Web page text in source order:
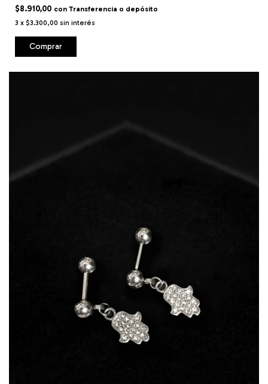
$8.910,00 con Transferencia o depósito
3 x $3.300,00 sin interés
Comprar